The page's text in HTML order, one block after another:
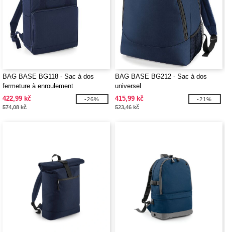
BAG BASE BG118 - Sac à dos
fermeture à enroulement
422,99 kč
574,08 kč
-26%
BAG BASE BG212 - Sac à dos
universel
415,99 kč
523,46 kč
-21%